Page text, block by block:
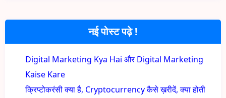
नई पोस्ट पढ़े !
Digital Marketing Kya Hai और Digital Marketing
Kaise Kare
क्रिप्टोकरंसी क्या है, Cryptocurrency कैसे ख़रीदें, क्या होती